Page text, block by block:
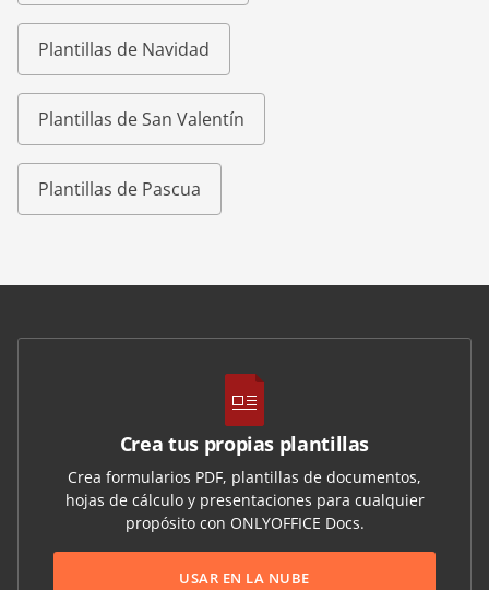
Plantillas de Navidad
Plantillas de San Valentín
Plantillas de Pascua
Crea tus propias plantillas
Crea formularios PDF, plantillas de documentos,
hojas de cálculo y presentaciones para cualquier
propósito con ONLYOFFICE Docs.
USAR EN LA NUBE